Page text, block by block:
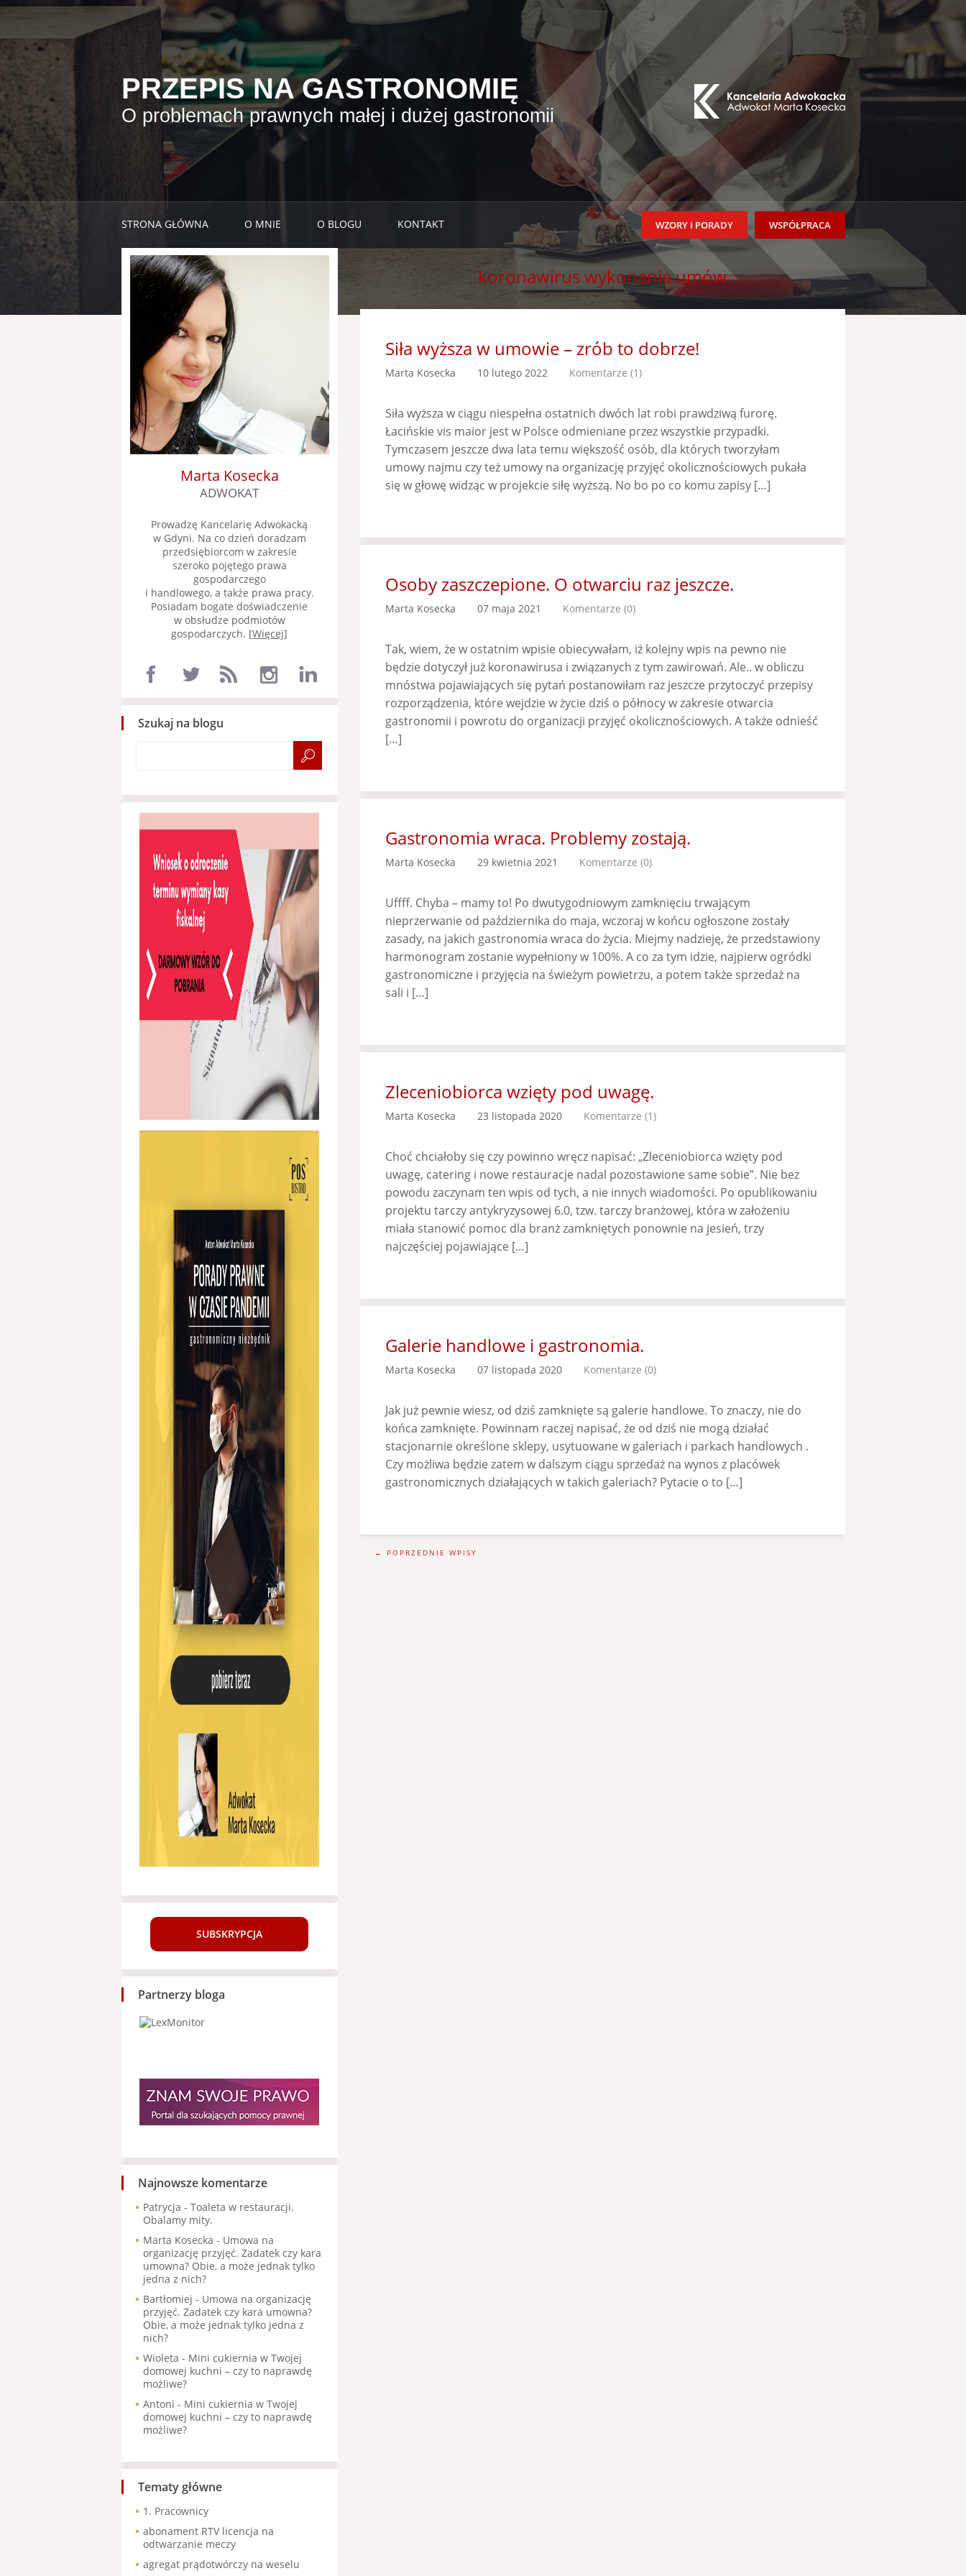
PRZEPIS NA GASTRONOMIĘ
O problemach prawnych małej i dużej gastronomii
STRONA GŁÓWNA O MNIE O BLOGU KONTAKT WSPÓŁPRACA
WZORY I PORADY
koronawirus wykonanie umów
Siła wyższa w umowie – zrób to dobrze!
Marta Kosecka 10 lutego 2022 Komentarze (1)
Siła wyższa w ciągu niespełna ostatnich dwóch lat robi prawdziwą furorę.
Łacińskie vis maior jest w Polsce odmieniane przez wszystkie przypadki.
Tymczasem jeszcze dwa lata temu większość osób, dla których tworzyłam
umowy najmu czy też umowy na organizację przyjęć okolicznościowych pukała
się w głowę widząc w projekcie siłę wyższą. No bo po co komu zapisy […]
Osoby zaszczepione. O otwarciu raz jeszcze.
Marta Kosecka 07 maja 2021 Komentarze (0)
Tak, wiem, że w ostatnim wpisie obiecywałam, iż kolejny wpis na pewno nie
będzie dotyczył już koronawirusa i związanych z tym zawirowań. Ale.. w obliczu
mnóstwa pojawiających się pytań postanowiłam raz jeszcze przytoczyć przepisy
rozporządzenia, które wejdzie w życie dziś o północy w zakresie otwarcia
gastronomii i powrotu do organizacji przyjęć okolicznościowych. A także odnieść
[…]
Gastronomia wraca. Problemy zostają.
Marta Kosecka 29 kwietnia 2021 Komentarze (0)
Uffff. Chyba – mamy to! Po dwutygodniowym zamknięciu trwającym
nieprzerwanie od października do maja, wczoraj w końcu ogłoszone zostały
zasady, na jakich gastronomia wraca do życia. Miejmy nadzieję, że przedstawiony
harmonogram zostanie wypełniony w 100%. A co za tym idzie, najpierw ogródki
gastronomiczne i przyjęcia na świeżym powietrzu, a potem także sprzedaż na
sali i […]
Zleceniobiorca wzięty pod uwagę.
Marta Kosecka 23 listopada 2020 Komentarze (1)
Choć chciałoby się czy powinno wręcz napisać: „Zleceniobiorca wzięty pod
uwagę, catering i nowe restauracje nadal pozostawione same sobie”. Nie bez
powodu zaczynam ten wpis od tych, a nie innych wiadomości. Po opublikowaniu
projektu tarczy antykryzysowej 6.0, tzw. tarczy branżowej, która w założeniu
miała stanowić pomoc dla branż zamkniętych ponownie na jesień, trzy
najczęściej pojawiające […]
Galerie handlowe i gastronomia.
Marta Kosecka 07 listopada 2020 Komentarze (0)
Jak już pewnie wiesz, od dziś zamknięte są galerie handlowe. To znaczy, nie do
końca zamknięte. Powinnam raczej napisać, że od dziś nie mogą działać
stacjonarnie określone sklepy, usytuowane w galeriach i parkach handlowych .
Czy możliwa będzie zatem w dalszym ciągu sprzedaż na wynos z placówek
gastronomicznych działających w takich galeriach? Pytacie o to […]
← POPRZEDNIE WPISY
Marta Kosecka
ADWOKAT
Prowadzę Kancelarię Adwokacką
w Gdyni. Na co dzień doradzam
przedsiębiorcom w zakresie
szeroko pojętego prawa
gospodarczego
i handlowego, a także prawa pracy.
Posiadam bogate doświadczenie
w obsłudze podmiotów
gospodarczych. [Więcej]
Szukaj na blogu
SUBSKRYPCJA
Partnerzy bloga
Najnowsze komentarze
Patrycja - Toaleta w restauracji.
Obalamy mity.
Marta Kosecka - Umowa na
organizację przyjęć. Zadatek czy kara
umowna? Obie, a może jednak tylko
jedna z nich?
Bartłomiej - Umowa na organizację
przyjęć. Zadatek czy kara umowna?
Obie, a może jednak tylko jedna z
nich?
Wioleta - Mini cukiernia w Twojej
domowej kuchni – czy to naprawdę
możliwe?
Antoni - Mini cukiernia w Twojej
domowej kuchni – czy to naprawdę
możliwe?
Tematy główne
1. Pracownicy
abonament RTV licencja na
odtwarzanie meczy
agregat prądotwórczy na weselu